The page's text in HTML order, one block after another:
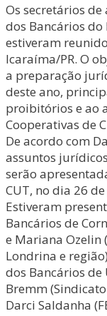
Os secretários
dos Bancários do
estiveram
Icaraíma/PR. O
a preparação
deste ano,
proibitórios e ao
Cooperativas de
De acordo com
assuntos
serão
CUT, no dia 26
Estiveram
Bancários de
e Mariana Ozelin
Londrina e
dos Bancários
Bremm
Darci Saldanha